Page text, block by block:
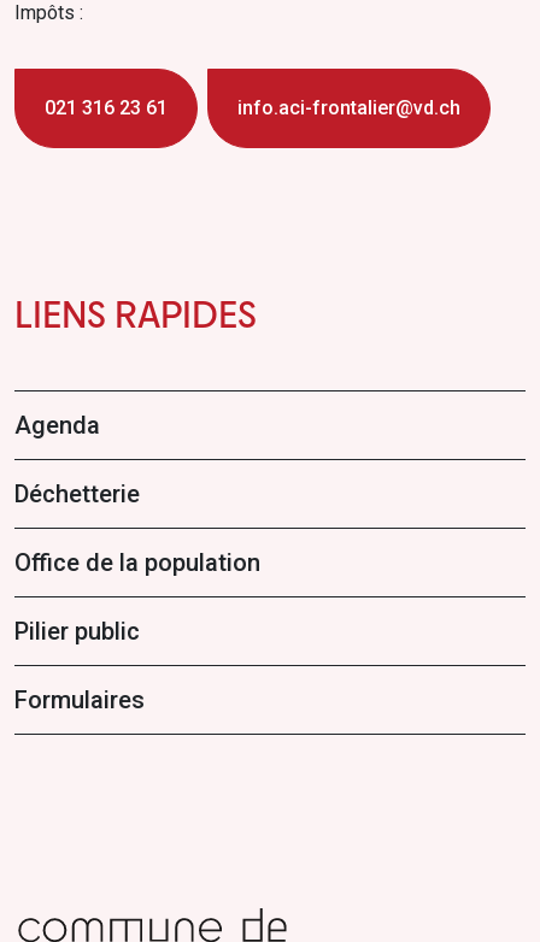
Impôts :
021 316 23 61 info.aci-frontalier@vd.ch
LIENS RAPIDES
Agenda
Déchetterie
Office de la population
Pilier public
Formulaires